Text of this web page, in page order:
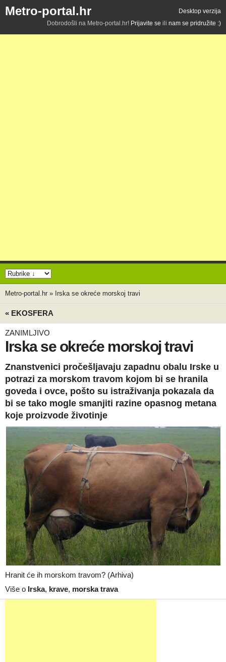
Metro-portal.hr
Desktop verzija
Dobrodošli na Metro-portal.hr! Prijavite se ili nam se pridružite :)
Metro-portal.hr » Irska se okreće morskoj travi
« EKOSFERA
ZANIMLJIVO
Irska se okreće morskoj travi
Znanstvenici pročešljavaju zapadnu obalu Irske u
potrazi za morskom travom kojom bi se hranila
goveda i ovce, pošto su istraživanja pokazala da
bi se tako mogle smanjiti razine opasnog metana
koje proizvode životinje
Hranit će ih morskom travom? (Arhiva)
Više o Irska, krave, morska trava